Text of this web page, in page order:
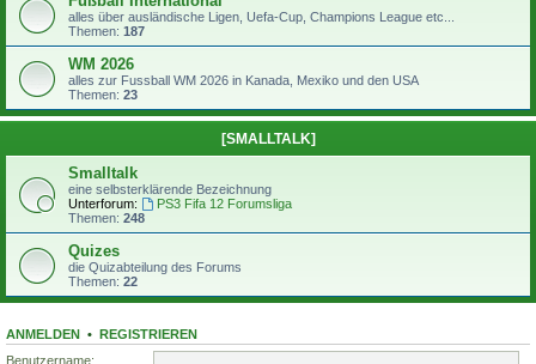
alles über ausländische Ligen, Uefa-Cup, Champions League etc...
Themen: 187
WM 2026
alles zur Fussball WM 2026 in Kanada, Mexiko und den USA
Themen: 23
[SMALLTALK]
Smalltalk
eine selbsterklärende Bezeichnung
Unterforum:
PS3 Fifa 12 Forumsliga
Themen: 248
Quizes
die Quizabteilung des Forums
Themen: 22
ANMELDEN • REGISTRIEREN
Benutzername: